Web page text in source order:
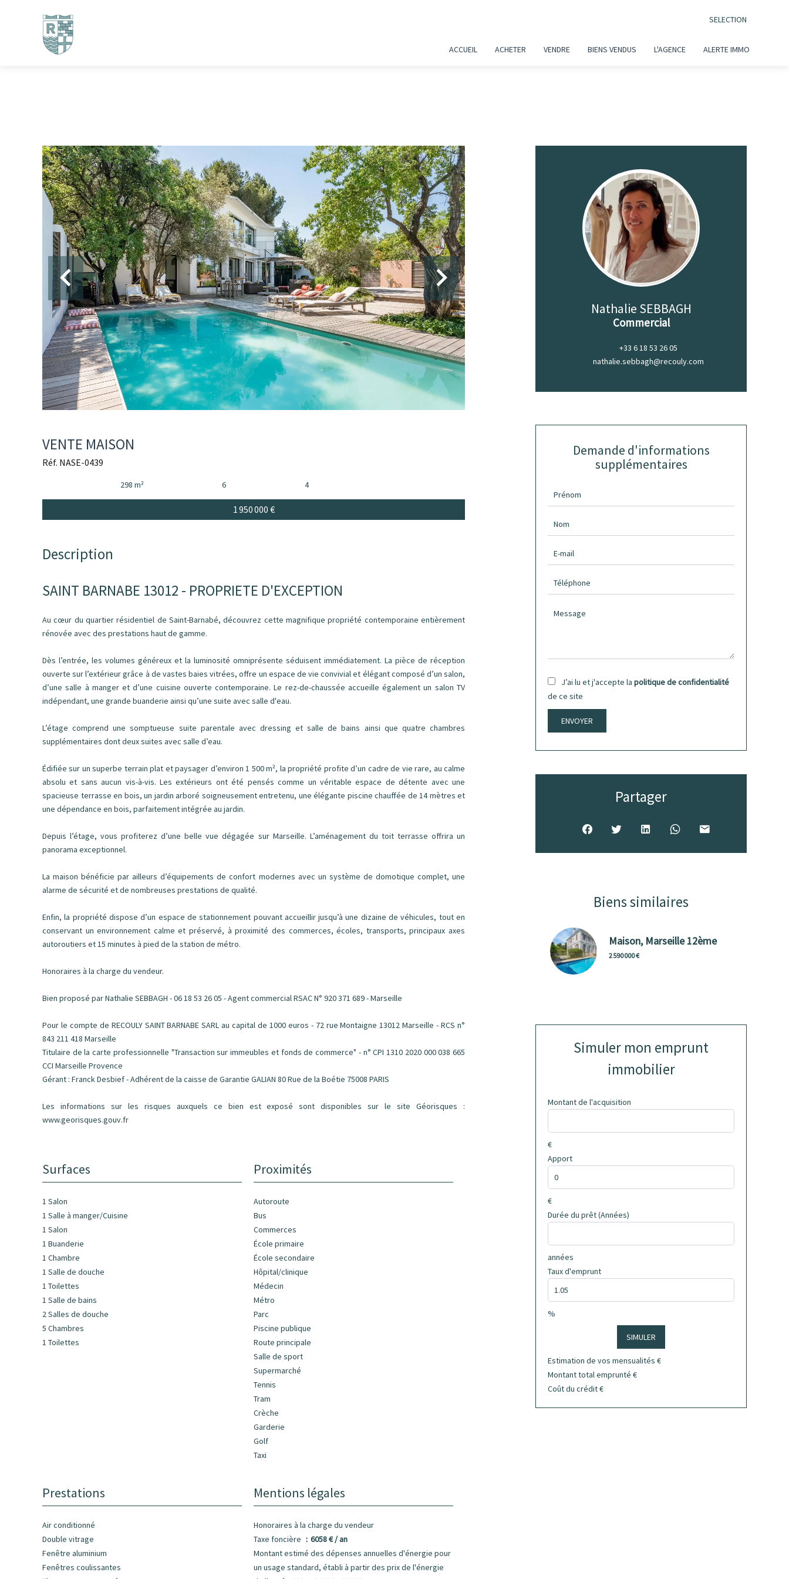
SELECTION
ACCUEIL ACHETER VENDRE BIENS VENDUS L'AGENCE ALERTE IMMO
VENTE MAISON
Réf. NASE-0439
298 m² 6 4
1 950 000 €
Description
SAINT BARNABE 13012 - PROPRIETE D'EXCEPTION
Au cœur du quartier résidentiel de Saint-Barnabé, découvrez cette magnifique propriété contemporaine entièrement
rénovée avec des prestations haut de gamme.
Dès l’entrée, les volumes généreux et la luminosité omniprésente séduisent immédiatement. La pièce de réception
ouverte sur l’extérieur grâce à de vastes baies vitrées, offre un espace de vie convivial et élégant composé d’un salon,
d’une salle à manger et d’une cuisine ouverte contemporaine. Le rez-de-chaussée accueille également un salon TV
indépendant, une grande buanderie ainsi qu’une suite avec salle d'eau.
L’étage comprend une somptueuse suite parentale avec dressing et salle de bains ainsi que quatre chambres
supplémentaires dont deux suites avec salle d’eau.
Édifiée sur un superbe terrain plat et paysager d’environ 1 500 m², la propriété profite d’un cadre de vie rare, au calme
absolu et sans aucun vis-à-vis. Les extérieurs ont été pensés comme un véritable espace de détente avec une
spacieuse terrasse en bois, un jardin arboré soigneusement entretenu, une élégante piscine chauffée de 14 mètres et
une dépendance en bois, parfaitement intégrée au jardin.
Depuis l’étage, vous profiterez d’une belle vue dégagée sur Marseille. L’aménagement du toit terrasse offrira un
panorama exceptionnel.
La maison bénéficie par ailleurs d’équipements de confort modernes avec un système de domotique complet, une
alarme de sécurité et de nombreuses prestations de qualité.
Enfin, la propriété dispose d’un espace de stationnement pouvant accueillir jusqu’à une dizaine de véhicules, tout en
conservant un environnement calme et préservé, à proximité des commerces, écoles, transports, principaux axes
autoroutiers et 15 minutes à pied de la station de métro.
Honoraires à la charge du vendeur.
Bien proposé par Nathalie SEBBAGH - 06 18 53 26 05 - Agent commercial RSAC N° 920 371 689 - Marseille
Pour le compte de RECOULY SAINT BARNABE SARL au capital de 1000 euros - 72 rue Montaigne 13012 Marseille - RCS n°
843 211 418 Marseille
Titulaire de la carte professionnelle "Transaction sur immeubles et fonds de commerce" - n° CPI 1310 2020 000 038 665
CCI Marseille Provence
Gérant : Franck Desbief - Adhérent de la caisse de Garantie GALIAN 80 Rue de la Boétie 75008 PARIS
Les informations sur les risques auxquels ce bien est exposé sont disponibles sur le site Géorisques :
www.georisques.gouv.fr
Surfaces
1 Salon
1 Salle à manger/Cuisine
1 Salon
1 Buanderie
1 Chambre
1 Salle de douche
1 Toilettes
1 Salle de bains
2 Salles de douche
5 Chambres
1 Toilettes
Proximités
Autoroute
Bus
Commerces
École primaire
École secondaire
Hôpital/clinique
Médecin
Métro
Parc
Piscine publique
Route principale
Salle de sport
Supermarché
Tennis
Tram
Crèche
Garderie
Golf
Taxi
Prestations
Air conditionné
Double vitrage
Fenêtre aluminium
Fenêtres coulissantes
Mentions légales
Honoraires à la charge du vendeur
Taxe foncière
6058 € / an
Montant estimé des dépenses annuelles d'énergie pour
un usage standard, établi à partir des prix de l'énergie
Nathalie SEBBAGH
Commercial
+33 6 18 53 26 05
nathalie.sebbagh@recouly.com
Demande d'informations
supplémentaires
J’ai lu et j'accepte la politique de confidentialité
de ce site
ENVOYER
Partager
Biens similaires
Maison, Marseille 12ème
2 590 000 €
Simuler mon emprunt
immobilier
Montant de l'acquisition
€
Apport
€
Durée du prêt (Années)
années
Taux d'emprunt
%
SIMULER
Estimation de vos mensualités €
Montant total emprunté €
Coût du crédit€